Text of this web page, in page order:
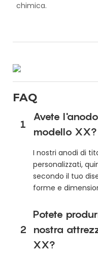
chimica.
FAQ
1
Avete
modello XX?
I nostri anodi di
personalizzati,
secondo il tuo
forme e
2
Potete
nostra
XX?